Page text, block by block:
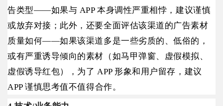
告类型——如果与 APP 本身调性严重相悖，建议谨慎
或放弃对接；此外，还要全面评估该渠道的广告素材
质量如何——如果该渠道多是一些劣质的、低俗的，
或有严重诱导倾向的素材（如马甲弹窗、虚假模拟、
虚假诱导红包），为了 APP 形象和用户留存，建议
APP 谨慎思考值不值得合作。